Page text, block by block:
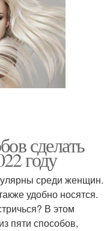
сделать
году
среди женщин.
удобно носятся.
В этом
пяти способов,